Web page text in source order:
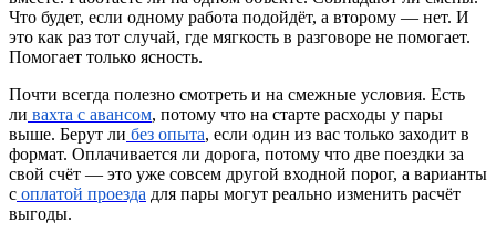
Что будет, если одному работа подойдёт, а второму — нет. И
это как раз тот случай, где мягкость в разговоре не помогает.
Помогает только ясность.
Почти всегда полезно смотреть и на смежные условия. Есть
ли вахта с авансом, потому что на старте расходы у пары
выше. Берут ли без опыта, если один из вас только заходит в
формат. Оплачивается ли дорога, потому что две поездки за
свой счёт — это уже совсем другой входной порог, а варианты
с оплатой проезда для пары могут реально изменить расчёт
выгоды.